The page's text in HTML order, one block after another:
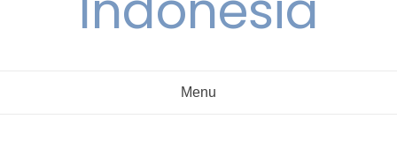
Menu